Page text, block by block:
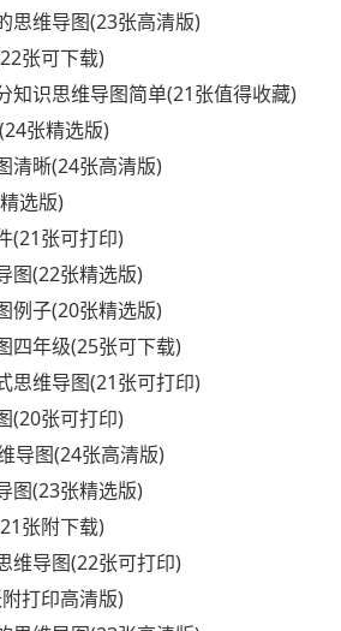
思维导图(23张高清版)
张可下载)
知识思维导图简单(21张值得收藏)
张精选版)
清晰(24张高清版)
选版)
(21张可打印)
图(22张精选版)
例子(20张精选版)
四年级(25张可下载)
思维导图(21张可打印)
(20张可打印)
导图(24张高清版)
图(23张精选版)
张附下载)
维导图(22张可打印)
打印高清版)